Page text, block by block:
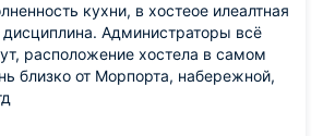
кухни, в хостеое илеалтная
дисциплина. Администраторы всё
расположение хостела в самом
близко от Морпорта, набережной,